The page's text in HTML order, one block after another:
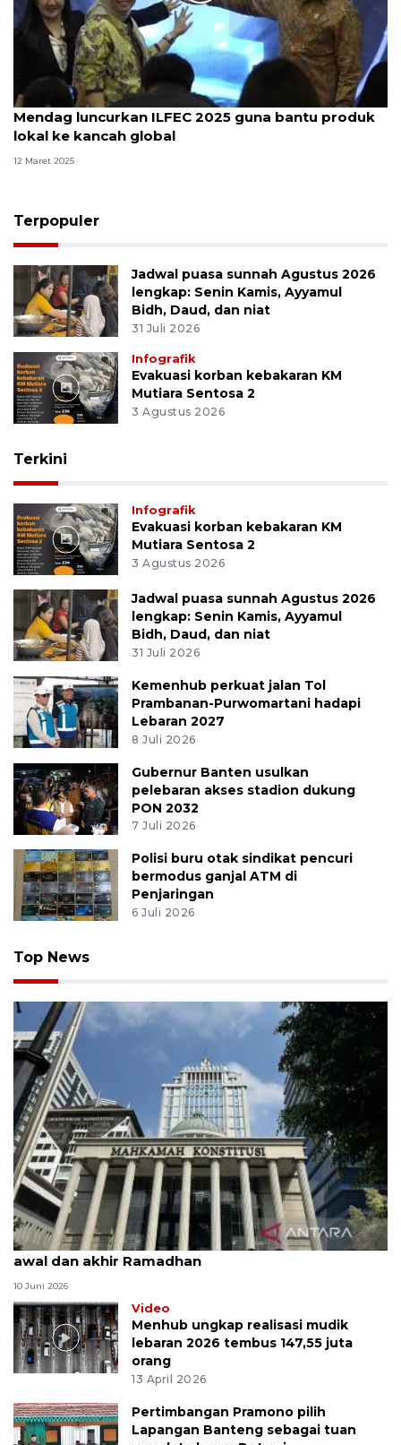
Mendag luncurkan ILFEC 2025 guna bantu produk
lokal ke kancah global
12 Maret 2025
Terpopuler
Jadwal puasa sunnah Agustus 2026
lengkap: Senin Kamis, Ayyamul
Bidh, Daud, dan niat
31 Juli 2026
Infografik
Evakuasi korban kebakaran KM
Mutiara Sentosa 2
3 Agustus 2026
Terkini
Infografik
Evakuasi korban kebakaran KM
Mutiara Sentosa 2
3 Agustus 2026
Jadwal puasa sunnah Agustus 2026
lengkap: Senin Kamis, Ayyamul
Bidh, Daud, dan niat
31 Juli 2026
Kemenhub perkuat jalan Tol
Prambanan-Purwomartani hadapi
Lebaran 2027
8 Juli 2026
Gubernur Banten usulkan
pelebaran akses stadion dukung
PON 2032
7 Juli 2026
Polisi buru otak sindikat pencuri
bermodus ganjal ATM di
Penjaringan
6 Juli 2026
Top News
MK uji materi UU Peradilan Agama perihal isbat
awal dan akhir Ramadhan
10 Juni 2026
Video
Menhub ungkap realisasi mudik
lebaran 2026 tembus 147,55 juta
orang
13 April 2026
Pertimbangan Pramono pilih
Lapangan Banteng sebagai tuan